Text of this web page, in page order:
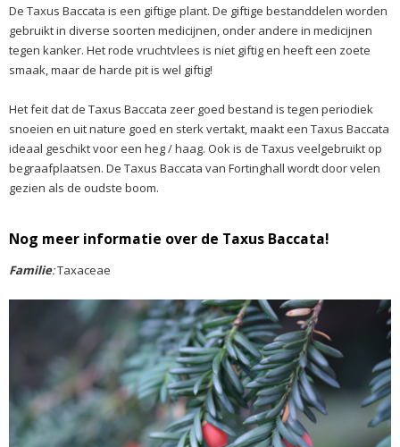
De Taxus Baccata is een giftige plant. De giftige bestanddelen worden
gebruikt in diverse soorten medicijnen, onder andere in medicijnen
tegen kanker. Het rode vruchtvlees is niet giftig en heeft een zoete
smaak, maar de harde pit is wel giftig!
Het feit dat de Taxus Baccata zeer goed bestand is tegen periodiek
snoeien en uit nature goed en sterk vertakt, maakt een Taxus Baccata
ideaal geschikt voor een heg / haag. Ook is de Taxus veelgebruikt op
begraafplaatsen. De Taxus Baccata van Fortinghall wordt door velen
gezien als de oudste boom.
Nog meer informatie over de Taxus Baccata!
Familie:Taxaceae